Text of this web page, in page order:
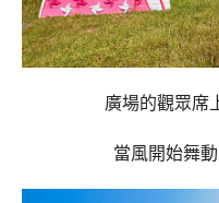
廣場的觀眾席
當風開始舞